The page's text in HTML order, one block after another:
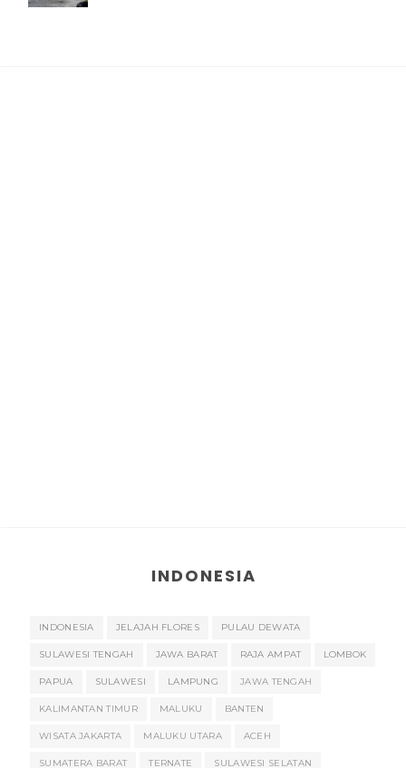
INDONESIA
INDONESIA JELAJAH FLORES PULAU DEWATA
SULAWESI TENGAH JAWA BARAT RAJA AMPAT LOMBOK
PAPUA SULAWESI LAMPUNG JAWA TENGAH
KALIMANTAN TIMUR MALUKU BANTEN
WISATA JAKARTA MALUKU UTARA ACEH
SUMATERA BARAT TERNATE SULAWESI SELATAN